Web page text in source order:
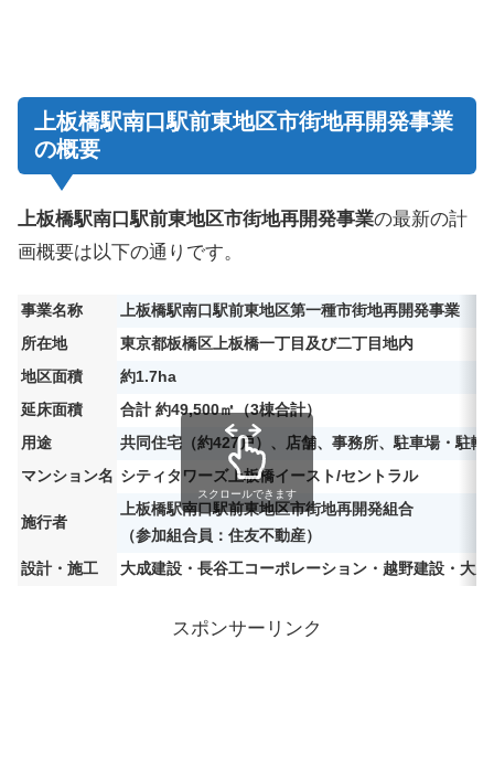
上板橋駅南口駅前東地区市街地再開発事業
の概要
上板橋駅南口駅前東地区市街地再開発事業の最新の計
画概要は以下の通りです。
事業名称
上板橋駅南口駅前東地区第一種市街地再開発事業
所在地
東京都板橋区上板橋一丁目及び二丁目地内
地区面積
約1.7ha
延床面積
合計 約49,500㎡（3棟合計）
用途
共同住宅（約427戸）、店舗、事務所、駐車場・駐輪
マンション名 シティタワーズ上板橋イースト/セントラル
施行者
上板橋駅南口駅前東地区市街地再開発組合
（参加組合員：住友不動産）
設計・施工
大成建設・長谷工コーポレーション・越野建設・大
スクロールできます
スポンサーリンク